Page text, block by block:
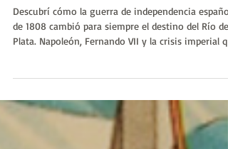
Mayo | Huellas de la
Historia
Plata. Napoleón, Fernando VII y la crisis imperial
hizo inevitable mayo de 1810.